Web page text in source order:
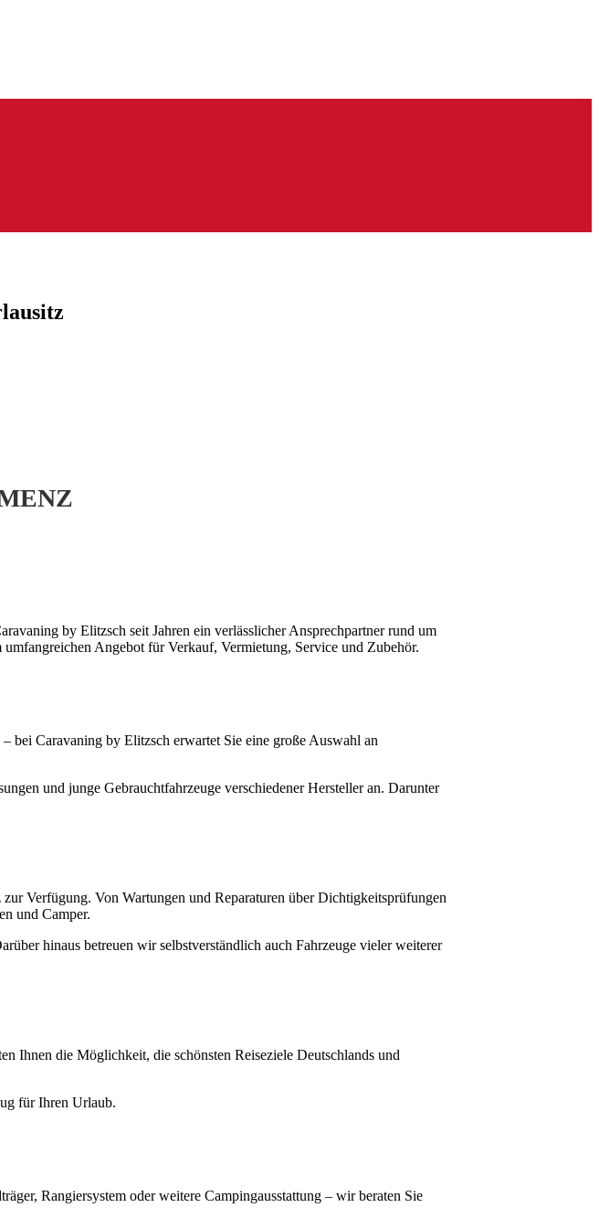
by Elitzsch seit Jahren ein verlässlicher Ansprechpartner rund um
Angebot für Verkauf, Vermietung, Service und Zubehör.
bei Caravaning by Elitzsch erwartet Sie eine große Auswahl an
und junge Gebrauchtfahrzeuge verschiedener Hersteller an. Darunter
Verfügung. Von Wartungen und Reparaturen über Dichtigkeitsprüfungen
und Camper.
hinaus betreuen wir selbstverständlich auch Fahrzeuge vieler weiterer
Ihnen die Möglichkeit, die schönsten Reiseziele Deutschlands und
für Ihren Urlaub.
Rangiersystem oder weitere Campingausstattung – wir beraten Sie